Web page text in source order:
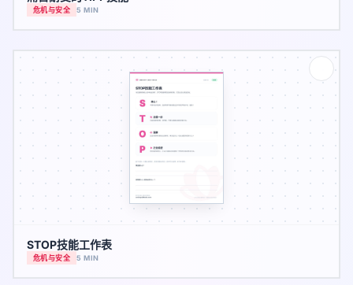
危机与安全 5 MIN
STOP技能工作表
危机与安全 5 MIN